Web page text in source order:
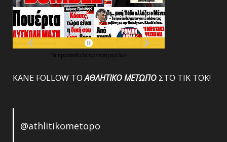
Τα πρωτοσέλιδα των εφημερίδων
ΚΑΝΕ FOLLOW ΤΟΑΘΛΗΤΙΚΟΜΕΤΩΠΟ ΣΤΟ ΤΙΚ ΤΟΚ!
@athlitikometopo